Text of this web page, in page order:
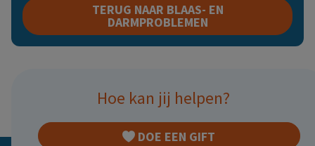
TERUG NAAR BLAAS- EN
DARMPROBLEMEN
Hoe kan jij helpen?
DOE EEN GIFT